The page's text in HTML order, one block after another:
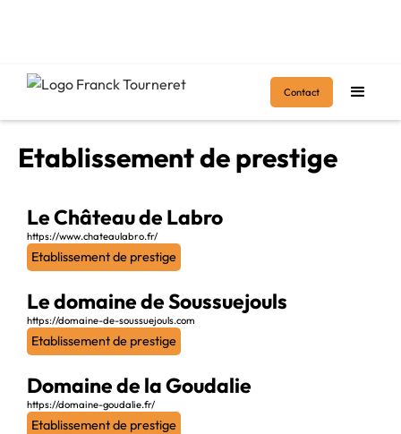
Contact
Accueil Etablissement de prestige
Etablissement de prestige
Le Château de Labro
https://www.chateaulabro.fr/
Etablissement de prestige
Le domaine de Soussuejouls
https://domaine-de-soussuejouls.com
Etablissement de prestige
Domaine de la Goudalie
https://domaine-goudalie.fr/
Etablissement de prestige